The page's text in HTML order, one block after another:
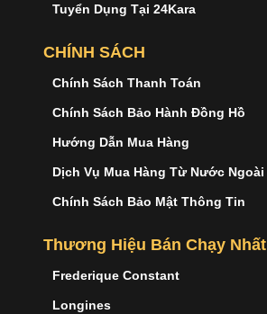
Tuyển Dụng Tại 24Kara
CHÍNH SÁCH
Chính Sách Thanh Toán
Chính Sách Bảo Hành Đồng Hồ
Hướng Dẫn Mua Hàng
Dịch Vụ Mua Hàng Từ Nước Ngoài
Chính Sách Bảo Mật Thông Tin
Thương Hiệu Bán Chạy Nhất
Frederique Constant
Longines